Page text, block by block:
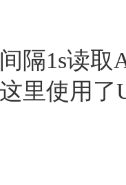
隔1s读
里使用了